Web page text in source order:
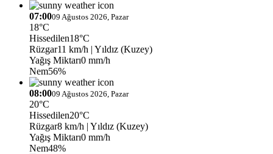
07:0009 Ağustos 2026, Pazar
18°C
Hissedilen18°C
Rüzgar11 km/h | Yıldız (Kuzey)
Yağış Miktarı0 mm/h
Nem56%
08:0009 Ağustos 2026, Pazar
20°C
Hissedilen20°C
Rüzgar8 km/h | Yıldız (Kuzey)
Yağış Miktarı0 mm/h
Nem48%